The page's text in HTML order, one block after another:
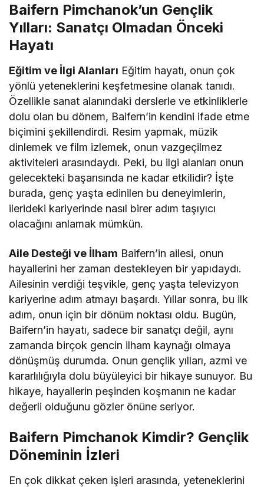
Baifern Pimchanok’un Gençlik
Yılları: Sanatçı Olmadan Önceki
Hayatı
Eğitim ve İlgi Alanları Eğitim hayatı, onun çok
yönlü yeteneklerini keşfetmesine olanak tanıdı.
Özellikle sanat alanındaki derslerle ve etkinliklerle
dolu olan bu dönem, Baifern’in kendini ifade etme
biçimini şekillendirdi. Resim yapmak, müzik
dinlemek ve film izlemek, onun vazgeçilmez
aktiviteleri arasındaydı. Peki, bu ilgi alanları onun
gelecekteki başarısında ne kadar etkilidir? İşte
burada, genç yaşta edinilen bu deneyimlerin,
ilerideki kariyerinde nasıl birer adım taşıyıcı
olacağını anlamak mümkün.
Aile Desteği ve İlham Baifern’in ailesi, onun
hayallerini her zaman destekleyen bir yapıdaydı.
Ailesinin verdiği teşvikle, genç yaşta televizyon
kariyerine adım atmayı başardı. Yıllar sonra, bu ilk
adım, onun için bir dönüm noktası oldu. Bugün,
Baifern’in hayatı, sadece bir sanatçı değil, aynı
zamanda birçok gencin ilham kaynağı olmaya
dönüşmüş durumda. Onun gençlik yılları, azmi ve
kararlılığıyla dolu büyüleyici bir hikaye sunuyor. Bu
hikaye, hayallerin peşinden koşmanın ne kadar
değerli olduğunu gözler önüne seriyor.
Baifern Pimchanok Kimdir? Gençlik
Döneminin İzleri
En çok dikkat çeken işleri arasında, yeteneklerini